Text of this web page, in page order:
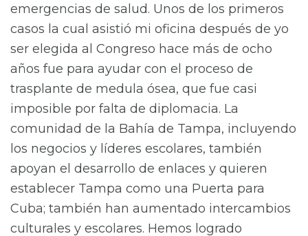
emergencias de salud. Unos de los primeros
casos la cual asistió mi oficina después de yo
ser elegida al Congreso hace más de ocho
años fue para ayudar con el proceso de
trasplante de medula ósea, que fue casi
imposible por falta de diplomacia. La
comunidad de la Bahía de Tampa, incluyendo
los negocios y líderes escolares, también
apoyan el desarrollo de enlaces y quieren
establecer Tampa como una Puerta para
Cuba; también han aumentado intercambios
culturales y escolares. Hemos logrado